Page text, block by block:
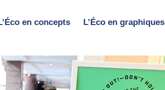
en concepts L’Éco en graphiques